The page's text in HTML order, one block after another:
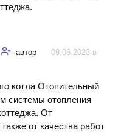
автор
09.06.2023 в
котла Отопительный
системы отопления
От
от качества работ